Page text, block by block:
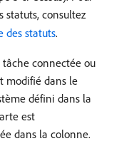
statuts, consultez
des statuts.
connectée ou
modifié dans le
défini dans la
est
dans la colonne.